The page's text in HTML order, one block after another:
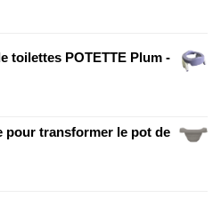
toilettes POTETTE Plum -
pour transformer le pot de